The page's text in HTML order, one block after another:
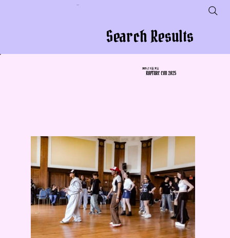
Search Results
KAPTURE CON 2025
2025년 5월 31일